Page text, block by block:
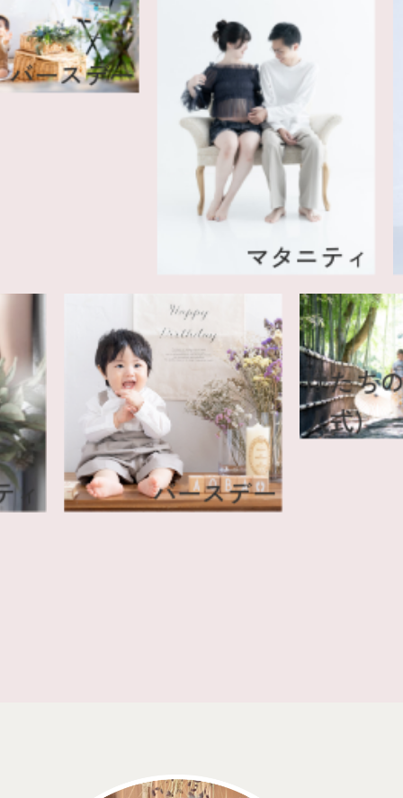
デー
マタニティ
ニティ バースデー
は
人